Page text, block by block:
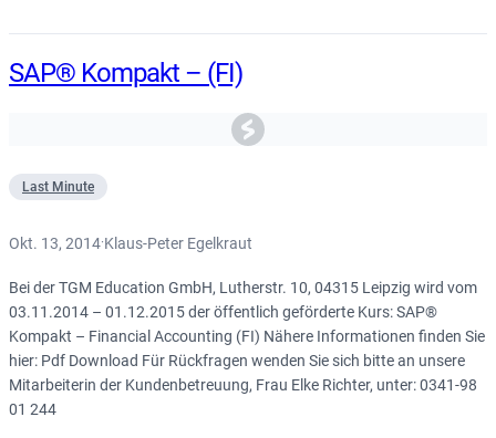
SAP® Kompakt – (FI)
Last Minute
Okt. 13, 2014·Klaus-Peter Egelkraut
Bei der TGM Education GmbH, Lutherstr. 10, 04315 Leipzig wird vom
03.11.2014 – 01.12.2015 der öffentlich geförderte Kurs: SAP®
Kompakt – Financial Accounting (FI) Nähere Informationen finden Sie
hier: Pdf Download Für Rückfragen wenden Sie sich bitte an unsere
Mitarbeiterin der Kundenbetreuung, Frau Elke Richter, unter: 0341-98
01 244